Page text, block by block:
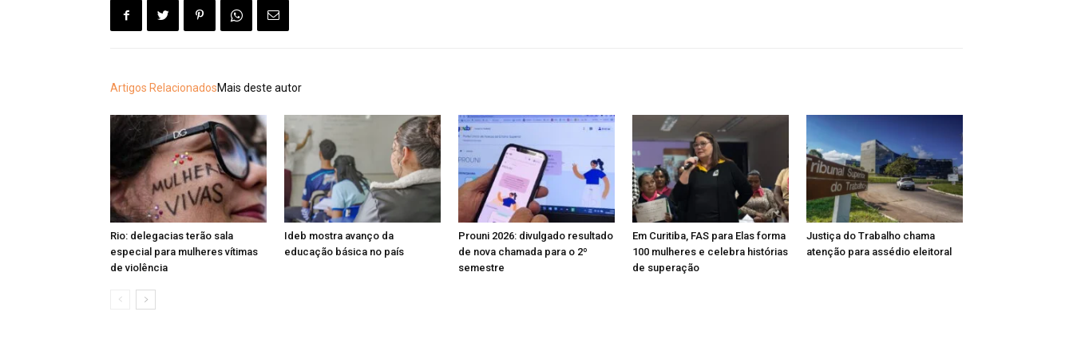
Artigos RelacionadosMais deste autor
Rio: delegacias terão sala
especial para mulheres vítimas
de violência
Ideb mostra avanço da
educação básica no país
Prouni 2026: divulgado resultado
de nova chamada para o 2º
semestre
Em Curitiba, FAS para Elas forma
100 mulheres e celebra histórias
de superação
Justiça do Trabalho chama
atenção para assédio eleitoral